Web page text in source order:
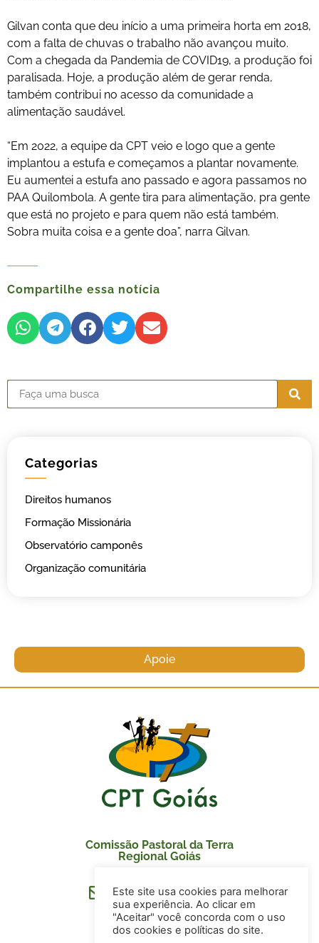
Gilvan conta que deu início a uma primeira horta em 2018,
com a falta de chuvas o trabalho não avançou muito.
Com a chegada da Pandemia de COVID19, a produção foi
paralisada. Hoje, a produção além de gerar renda,
também contribui no acesso da comunidade a
alimentação saudável.
“Em 2022, a equipe da CPT veio e logo que a gente
implantou a estufa e começamos a plantar novamente.
Eu aumentei a estufa ano passado e agora passamos no
PAA Quilombola. A gente tira para alimentação, pra gente
que está no projeto e para quem não está também.
Sobra muita coisa e a gente doa”, narra Gilvan.
Compartilhe essa notícia
Categorias
Direitos humanos
Formação Missionária
Observatório camponês
Organização comunitária
Apoie
Comissão Pastoral da Terra
Regional Goiás
secretaria@cptgoias.org.br
Este site usa cookies para melhorar
sua experiência. Ao clicar em
"Aceitar" você concorda com o uso
dos cookies e políticas do site.